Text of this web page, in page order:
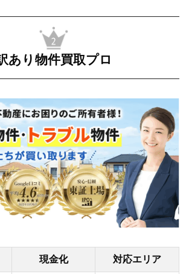
あり物件買取プロ
現金化 対応エリア